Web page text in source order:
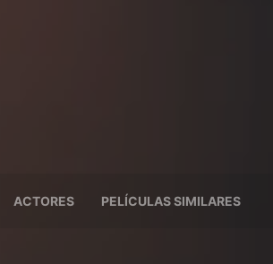
ACTORES PELÍCULAS SIMILARES